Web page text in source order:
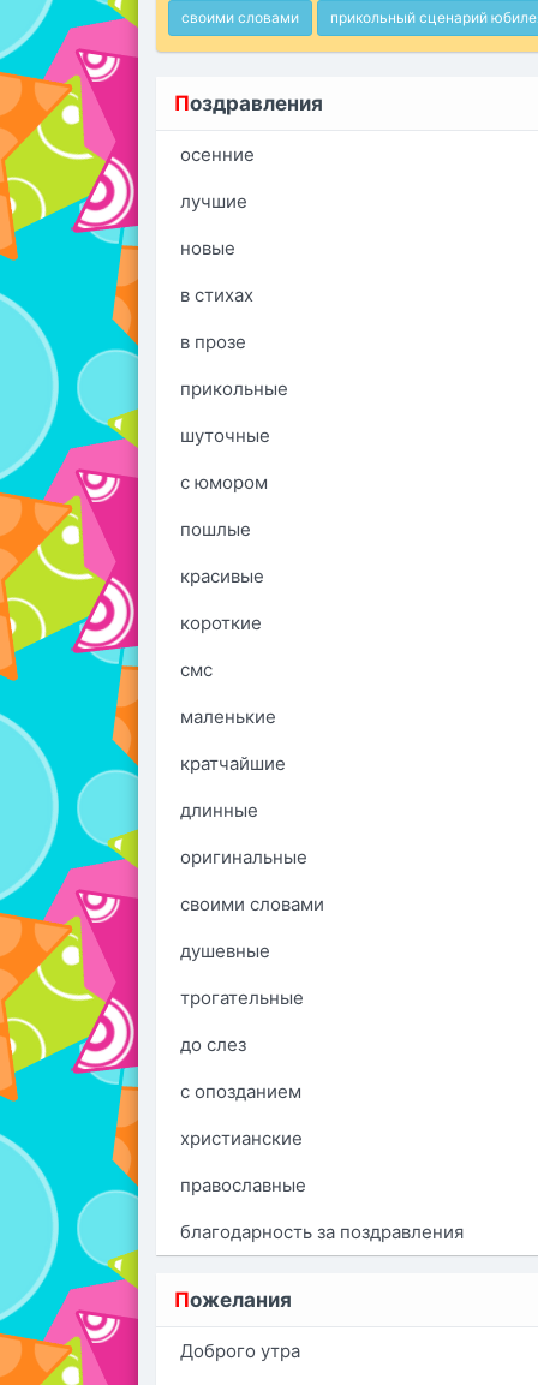
своими словами прикольный сценарий
Поздравления
осенние
лучшие
новые
в стихах
в прозе
прикольные
шуточные
с юмором
пошлые
красивые
короткие
смс
маленькие
кратчайшие
длинные
оригинальные
своими словами
душевные
трогательные
до слез
с опозданием
христианские
православные
благодарность за поздравления
Пожелания
Доброго утра